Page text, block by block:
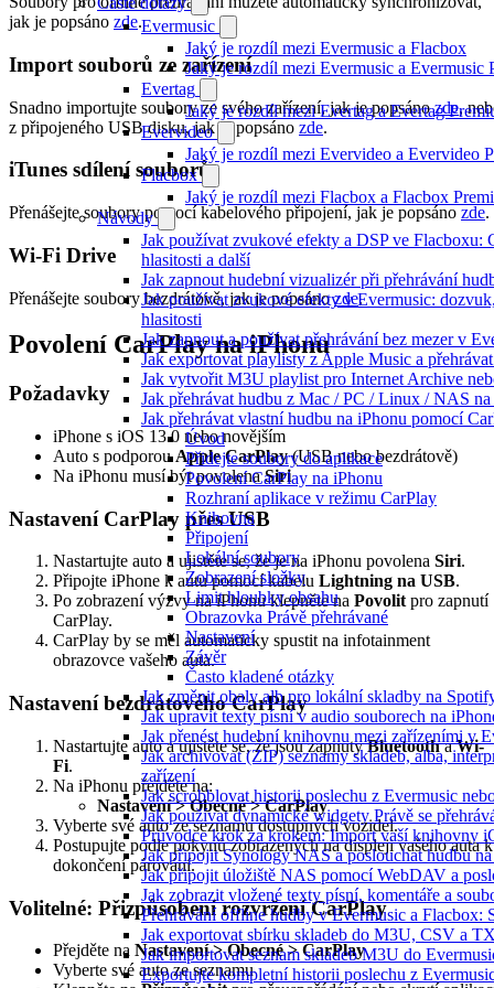
Evermusic
Jaký je rozdíl mezi Evermusic a Flacbox
Jaký je rozdíl mezi Evermusic a Evermusic
Evertag
Jaký je rozdíl mezi Evertag a Evertag
Evervideo
Jaký je rozdíl mezi Evervideo a Evervideo
Flacbox
Jaký je rozdíl mezi Flacbox a Flacbox
Návody
Jak používat zvukové efekty a DSP ve Flacboxu:
hlasitosti a další
Jak zapnout hudební vizualizér při přehrávání
Jak používat zvukové efekty v Evermusic:
hlasitosti
Jak zapnout a používat přehrávání bez mezer v
Jak exportovat playlisty z Apple Music a
Jak vytvořit M3U playlist pro Internet Archive
Jak přehrávat hudbu z Mac / PC / Linux / NAS
Jak přehrávat vlastní hudbu na iPhonu pomocí
Úvod
Přidejte soubory do aplikace
Povolení CarPlay na iPhonu
Rozhraní aplikace v režimu CarPlay
Knihovna
Připojení
Lokální soubory
Zobrazení složky
Limit hloubky obsahu
Obrazovka Právě přehrávané
Nastavení
Závěr
Často kladené otázky
Jak změnit obaly alb pro lokální skladby na
Jak upravit texty písní v audio souborech na
Jak přenést hudební knihovnu mezi zařízeními v
Jak archivovat (ZIP) seznamy skladeb, alba,
zařízení
Jak scrobblovat historii poslechu z Evermusic
Jak používat dynamické widgety Právě se
Průvodce krok za krokem: Import vaší knihovny
Jak připojit Synology NAS a poslouchat hudbu
Jak připojit úložiště NAS pomocí WebDAV a
Jak zobrazit vložené texty písní, komentáře a
Přehrávání offline hudby v Evermusic a Flacbox:
Jak exportovat sbírku skladeb do M3U, CSV a
Jak importovat seznam skladeb M3U do
Exportujte kompletní historii poslechu z
jak je popsáno zde.
Import souborů ze zařízení
Snadno importujte soubory ze svého zařízení, jak je popsánozde,
z připojeného USB disku, jak je popsáno zde.
iTunes sdílení souborů
Přenášejte soubory pomocí kabelového připojení, jak je popsáno zde.
Wi-Fi Drive
Přenášejte soubory bezdrátově, jak je popsánozde.
Povolení CarPlay na iPhonu
Požadavky
iPhone s iOS 13.0 nebo novějším
Auto s podporouApple CarPlay(USB nebo bezdrátově)
Na iPhonu musí být povolenaSiri
Nastavení CarPlay přes USB
Nastartujte auto a ujistěte se, že je na iPhonu povolena Siri.
Připojte iPhone k autu pomocí kabelu Lightning na USB.
Po zobrazení výzvy na iPhonu klepněte na Povolitpro zapnutí
CarPlay.
CarPlay by se měl automaticky spustit na infotainment
obrazovce vašeho auta.
Nastavení bezdrátového CarPlay
Nastartujte auto a ujistěte se, že jsou zapnutyBluetoothaWi-
Fi.
Na iPhonu přejděte na:
Nastavení > Obecné > CarPlay
Vyberte své auto ze seznamu dostupných vozidel.
Postupujte podle pokynů zobrazených na displeji vašeho auta k
dokončení párování.
Volitelné: Přizpůsobení rozvržení CarPlay
Přejděte na Nastavení > Obecné > CarPlay
Vyberte své auto ze seznamu